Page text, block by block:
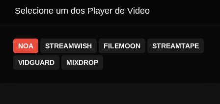
Selecione um dos Player de Video
NOA STREAMWISH FILEMOON STREAMTAPE
VIDGUARD MIXDROP